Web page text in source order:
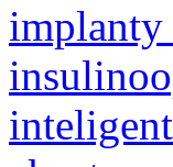
implanty